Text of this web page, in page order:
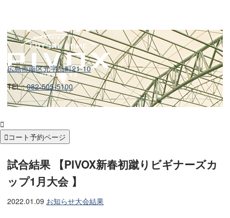

コート予約ページ
広島市南区元宇品町21-10
TEL :082-505-5100
試合結果 【PIVOX新春初蹴りビギナーズカ
ップ1月大会 】
2022.01.09 お知らせ大会結果